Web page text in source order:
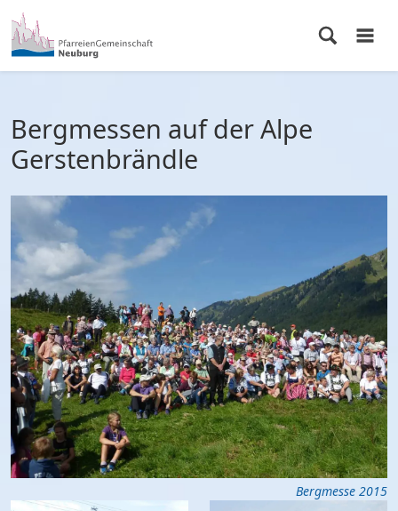
Bergmessen auf der Alpe
Gerstenbrändle
Bergmesse 2015